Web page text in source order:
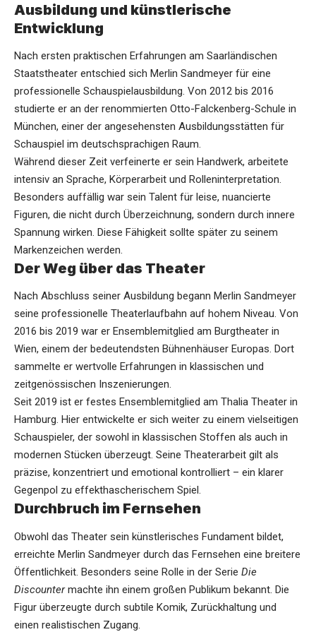
Ausbildung und künstlerische
Entwicklung
Nach ersten praktischen Erfahrungen am Saarländischen
Staatstheater entschied sich Merlin Sandmeyer für eine
professionelle Schauspielausbildung. Von 2012 bis 2016
studierte er an der renommierten Otto-Falckenberg-Schule in
München, einer der angesehensten Ausbildungsstätten für
Schauspiel im deutschsprachigen Raum.
Während dieser Zeit verfeinerte er sein Handwerk, arbeitete
intensiv an Sprache, Körperarbeit und Rolleninterpretation.
Besonders auffällig war sein Talent für leise, nuancierte
Figuren, die nicht durch Überzeichnung, sondern durch innere
Spannung wirken. Diese Fähigkeit sollte später zu seinem
Markenzeichen werden.
Der Weg über das Theater
Nach Abschluss seiner Ausbildung begann Merlin Sandmeyer
seine professionelle Theaterlaufbahn auf hohem Niveau. Von
2016 bis 2019 war er Ensemblemitglied am Burgtheater in
Wien, einem der bedeutendsten Bühnenhäuser Europas. Dort
sammelte er wertvolle Erfahrungen in klassischen und
zeitgenössischen Inszenierungen.
Seit 2019 ist er festes Ensemblemitglied am Thalia Theater in
Hamburg. Hier entwickelte er sich weiter zu einem vielseitigen
Schauspieler, der sowohl in klassischen Stoffen als auch in
modernen Stücken überzeugt. Seine Theaterarbeit gilt als
präzise, konzentriert und emotional kontrolliert – ein klarer
Gegenpol zu effekthascherischem Spiel.
Durchbruch im Fernsehen
Obwohl das Theater sein künstlerisches Fundament bildet,
erreichte Merlin Sandmeyer durch das Fernsehen eine breitere
Öffentlichkeit. Besonders seine Rolle in der Serie Die
Discountermachte ihn einem großen Publikum bekannt. Die
Figur überzeugte durch subtile Komik, Zurückhaltung und
einen realistischen Zugang.